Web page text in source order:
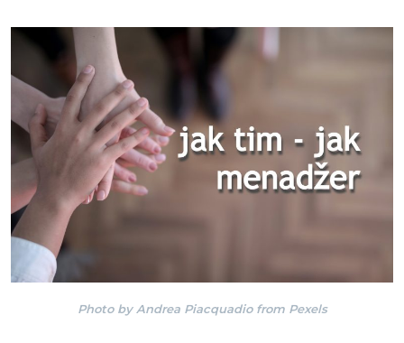
Photo by Andrea Piacquadio from Pexels